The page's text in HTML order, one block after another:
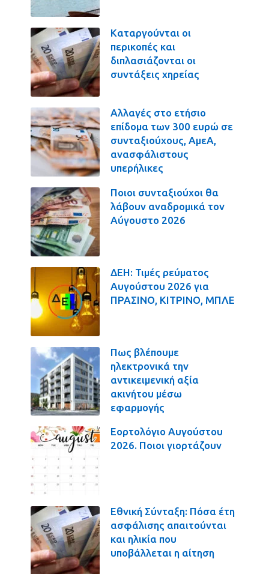
Καταργούνται οι
περικοπές και
διπλασιάζονται οι
συντάξεις χηρείας
Αλλαγές στο ετήσιο
επίδομα των 300 ευρώ σε
συνταξιούχους, ΑμεΑ,
ανασφάλιστους
υπερήλικες
Ποιοι συνταξιούχοι θα
λάβουν αναδρομικά τον
Αύγουστο 2026
ΔΕΗ: Τιμές ρεύματος
Αυγούστου 2026 για
ΠΡΑΣΙΝΟ, ΚΙΤΡΙΝΟ, ΜΠΛΕ
Πως βλέπουμε
ηλεκτρονικά την
αντικειμενική αξία
ακινήτου μέσω
εφαρμογής
Εορτολόγιο Αυγούστου
2026. Ποιοι γιορτάζουν
Εθνική Σύνταξη: Πόσα έτη
ασφάλισης απαιτούνται
και ηλικία που
υποβάλλεται η αίτηση